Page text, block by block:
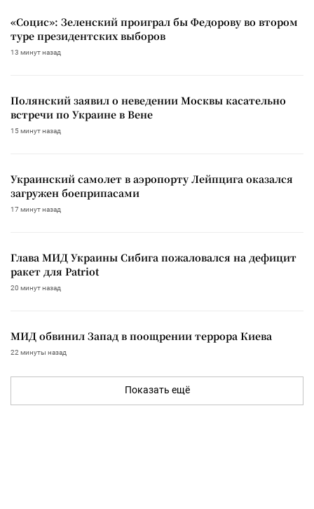
«Социс»: Зеленский проиграл бы Федорову во втором
туре президентских выборов
13 минут назад
Полянский заявил о неведении Москвы касательно
встречи по Украине в Вене
15 минут назад
Украинский самолет в аэропорту Лейпцига оказался
загружен боеприпасами
17 минут назад
Глава МИД Украины Сибига пожаловался на дефицит
ракет для Patriot
20 минут назад
МИД обвинил Запад в поощрении террора Киева
22 минуты назад
Показать ещё